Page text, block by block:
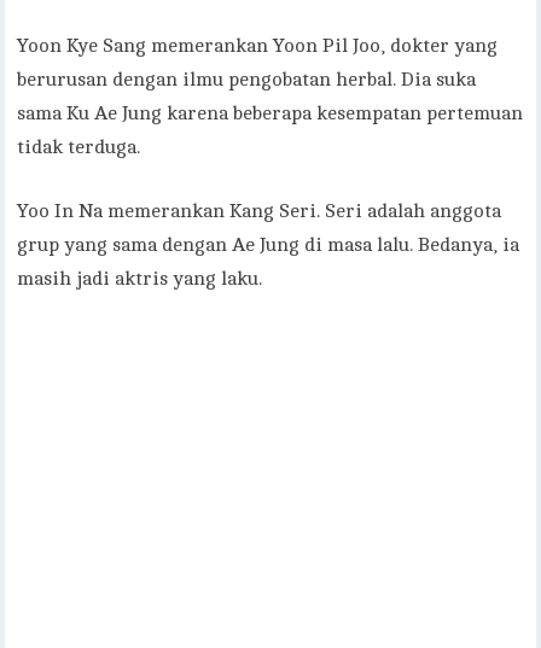
Yoon Kye Sang memerankan Yoon Pil Joo, dokter yang
berurusan dengan ilmu pengobatan herbal. Dia suka
sama Ku Ae Jung karena beberapa kesempatan pertemuan
tidak terduga.
Yoo In Na memerankan Kang Seri. Seri adalah anggota
grup yang sama dengan Ae Jung di masa lalu. Bedanya, ia
masih jadi aktris yang laku.